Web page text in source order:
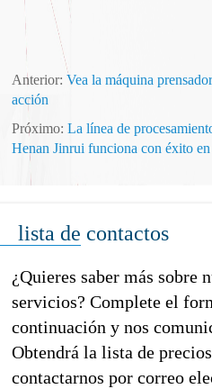
Anterior:Vea la máquina
acción
Próximo:La línea de
Henan Jinrui funciona con éxito
lista de contactos
¿Quieres saber más sobre
servicios? Complete el
continuación y nos
Obtendrá la lista de
contactarnos por correo